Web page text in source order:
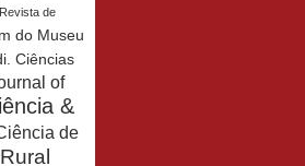
de
do Museu
Ciências
of
&
de